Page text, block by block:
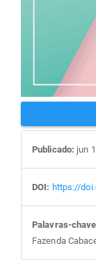
Publicado: jun
DOI: https://
Palavras-
Fazenda